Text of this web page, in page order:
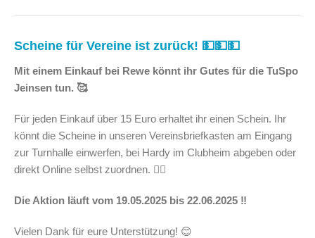
Scheine für Vereine ist zurück! 💵💵💵
Mit einem Einkauf bei Rewe könnt ihr Gutes für die TuSpo
Jeinsen tun. 🥰
Für jeden Einkauf über 15 Euro erhaltet ihr einen Schein. Ihr
könnt die Scheine in unseren Vereinsbriefkasten am Eingang
zur Turnhalle einwerfen, bei Hardy im Clubheim abgeben oder
direkt Online selbst zuordnen. 👈🏻
Die Aktion läuft vom 19.05.2025 bis 22.06.2025 ‼️
Vielen Dank für eure Unterstützung! 😊